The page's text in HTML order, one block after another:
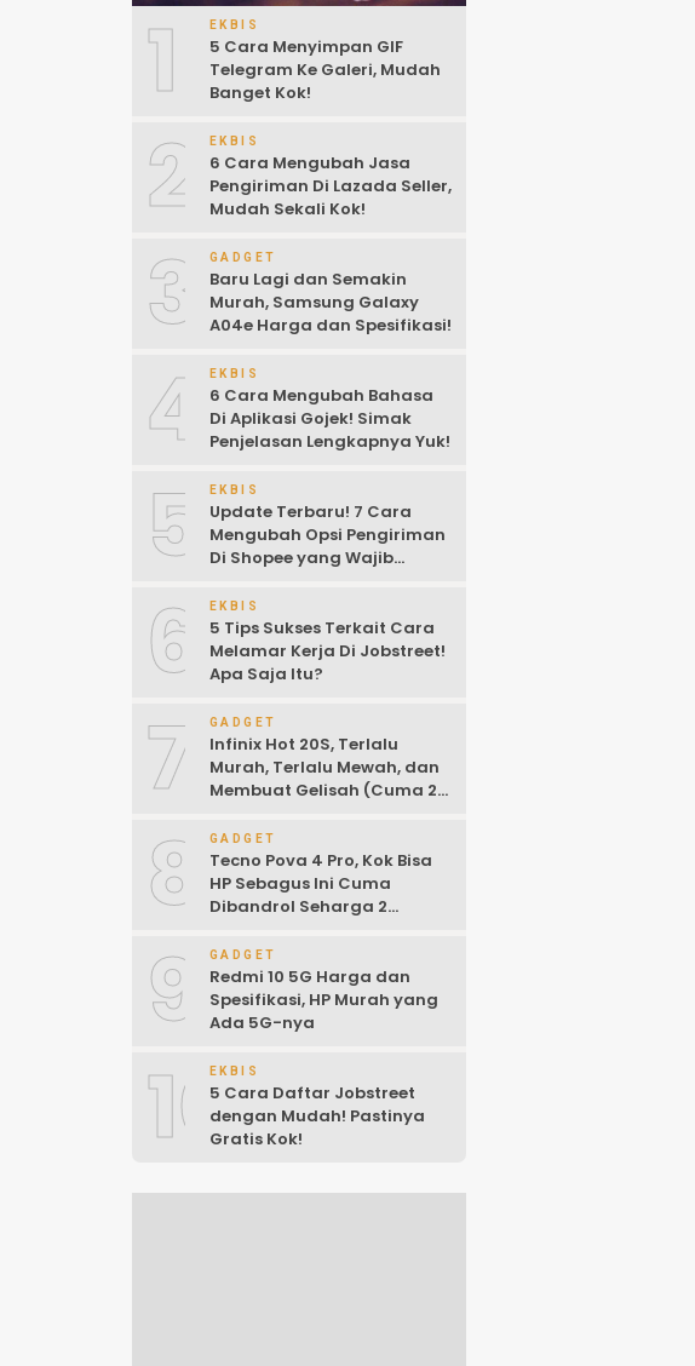
1 EKBIS
5 Cara Menyimpan GIF
Telegram Ke Galeri, Mudah
Banget Kok!
2 EKBIS
6 Cara Mengubah Jasa
Pengiriman Di Lazada Seller,
Mudah Sekali Kok!
3 GADGET
Baru Lagi dan Semakin
Murah, Samsung Galaxy
A04e Harga dan Spesifikasi!
4 EKBIS
6 Cara Mengubah Bahasa
Di Aplikasi Gojek! Simak
Penjelasan Lengkapnya Yuk!
5 EKBIS
Update Terbaru! 7 Cara
Mengubah Opsi Pengiriman
Di Shopee yang Wajib
6 EKBIS
5 Tips Sukses Terkait Cara
Melamar Kerja Di Jobstreet!
Apa Saja Itu?
7 GADGET
Infinix Hot 20S, Terlalu
Murah, Terlalu Mewah, dan
Membuat Gelisah (Cuma 2
8 GADGET
Tecno Pova 4 Pro, Kok Bisa
HP Sebagus Ini Cuma
Dibandrol Seharga 2
9 GADGET
Redmi 10 5G Harga dan
Spesifikasi, HP Murah yang
Ada 5G-nya
10EKBIS
5 Cara Daftar Jobstreet
dengan Mudah! Pastinya
Gratis Kok!